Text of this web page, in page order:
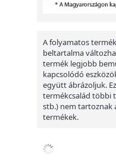
A folyamatos
beltartalma
termék legjobb
kapcsolódó
együtt ábrázoljuk.
termékcsalád többi
stb.) nem tartoznak
termékek.